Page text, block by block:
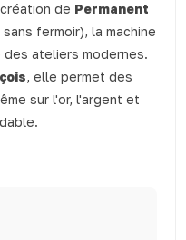
de Permanent
fermoir), la machine
ateliers modernes.
, elle permet des
sur l'or, l'argent et